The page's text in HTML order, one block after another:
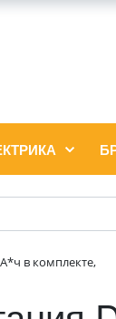
в комплекте,